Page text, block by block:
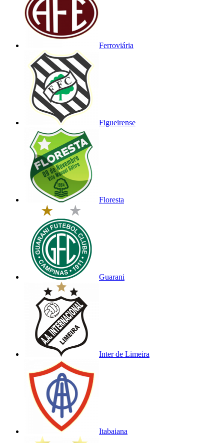
Ferroviária
Figueirense
Floresta
Guarani
Inter de Limeira
Itabaiana